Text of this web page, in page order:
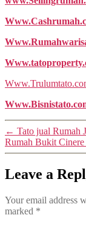
← Tato jual Rumah
Rumah Bukit
Leave a
Your email address
marked *